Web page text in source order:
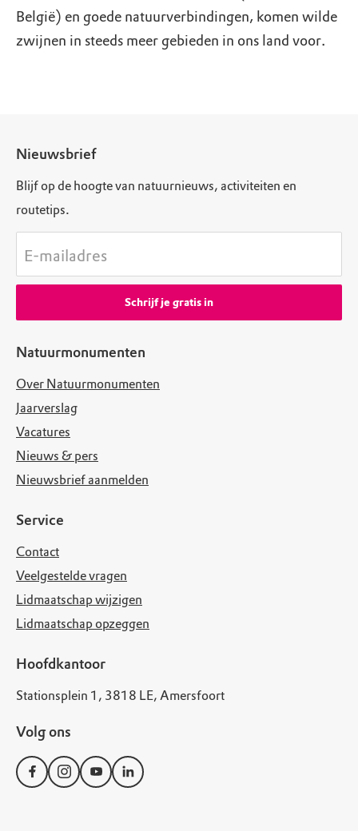
België) en goede natuurverbindingen, komen wilde
zwijnen in steeds meer gebieden in ons land voor.
Natuurmonumenten
Over Natuurmonumenten
Jaarverslag
Vacatures
Nieuws & pers
Nieuwsbrief aanmelden
Service
Contact
Veelgestelde vragen
Lidmaatschap wijzigen
Lidmaatschap opzeggen
Hoofdkantoor
Stationsplein 1, 3818 LE, Amersfoort
Volg ons
Nieuwsbrief
Blijf op de hoogte van natuurnieuws, activiteiten en
routetips.
E-mailadres
Schrijf je gratis in